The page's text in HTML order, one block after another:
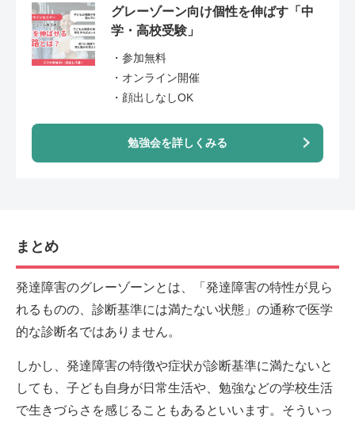
グレーゾーン向け個性を伸ばす「中
学・高校受験」
・参加無料
・オンライン開催
・顔出しなしOK
勉強会を詳しくみる
まとめ
発達障害のグレーゾーンとは、「発達障害の特性が見ら
れるものの、診断基準には満たない状態」の通称で医学
的な診断名ではありません。
しかし、発達障害の特徴や症状が診断基準に満たないと
しても、子ども自身が日常生活や、勉強などの学校生活
で生きづらさを感じることもあるといいます。そういっ